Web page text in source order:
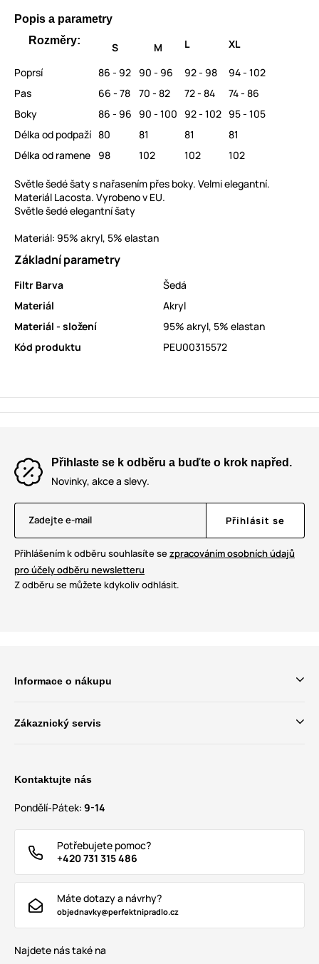
Popis a parametry
Rozměry:
S M L XL
Poprsí 86 - 92 90 - 96 92 - 98
94 - 102
Pas
66 - 78 70 - 82 72 - 84
74 - 86
Boky
86 - 96 90 - 100 92 - 102 95 - 105
Délka od podpaží 80 81 81
81
Délka od ramene 98 102 102 102
Světle šedé šaty s nařasením přes boky. Velmi elegantní.
Materiál Lacosta. Vyrobeno v EU.
Světle šedé elegantní šaty
Materiál: 95% akryl, 5% elastan
Základní parametry
Filtr Barva
Šedá
Materiál
Akryl
Materiál - složení
95% akryl, 5% elastan
Kód produktu
PEU00315572
Přihlaste se k odběru a buďte o krok napřed.
Novinky, akce a slevy.
Zadejte e-mail Přihlásit se
Přihlášením k odběru souhlasíte sezpracováním osobních údajů
pro účely odběru newsletteru
Z odběru se můžete kdykoliv odhlásit.
Informace o nákupu
Zákaznický servis
Kontaktujte nás
Pondělí-Pátek: 9-14
Potřebujete pomoc?
+420 731 315 486
Máte dotazy a návrhy?
objednavky@perfektnipradlo.cz
Najdete nás také na